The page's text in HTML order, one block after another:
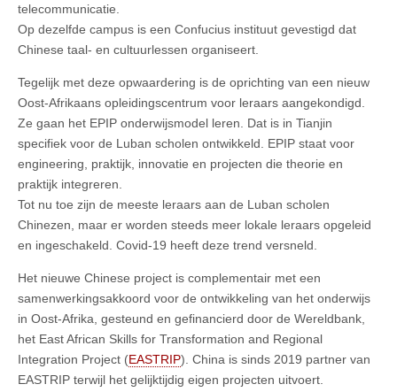
telecommunicatie.
Op dezelfde campus is een Confucius instituut gevestigd dat
Chinese taal- en cultuurlessen organiseert.
Tegelijk met deze opwaardering is de oprichting van een nieuw
Oost-Afrikaans opleidingscentrum voor leraars aangekondigd.
Ze gaan het EPIP onderwijsmodel leren. Dat is in Tianjin
specifiek voor de Luban scholen ontwikkeld. EPIP staat voor
engineering, praktijk, innovatie en projecten die theorie en
praktijk integreren.
Tot nu toe zijn de meeste leraars aan de Luban scholen
Chinezen, maar er worden steeds meer lokale leraars opgeleid
en ingeschakeld. Covid-19 heeft deze trend versneld.
Het nieuwe Chinese project is complementair met een
samenwerkingsakkoord voor de ontwikkeling van het onderwijs
in Oost-Afrika, gesteund en gefinancierd door de Wereldbank,
het East African Skills for Transformation and Regional
Integration Project (EASTRIP). China is sinds 2019 partner van
EASTRIP terwijl het gelijktijdig eigen projecten uitvoert.